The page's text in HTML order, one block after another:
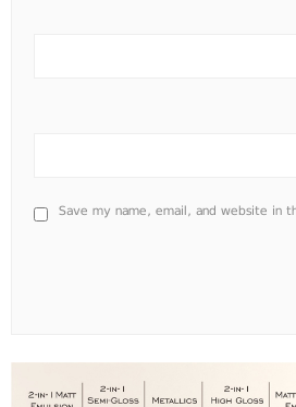
Save my name, email, and website in